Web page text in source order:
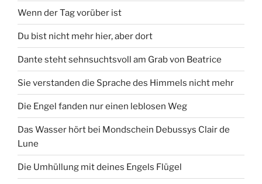
Wenn der Tag vorüber ist
Du bist nicht mehr hier, aber dort
Dante steht sehnsuchtsvoll am Grab von Beatrice
Sie verstanden die Sprache des Himmels nicht mehr
Die Engel fanden nur einen leblosen Weg
Das Wasser hört bei Mondschein Debussys Clair de
Lune
Die Umhüllung mit deines Engels Flügel